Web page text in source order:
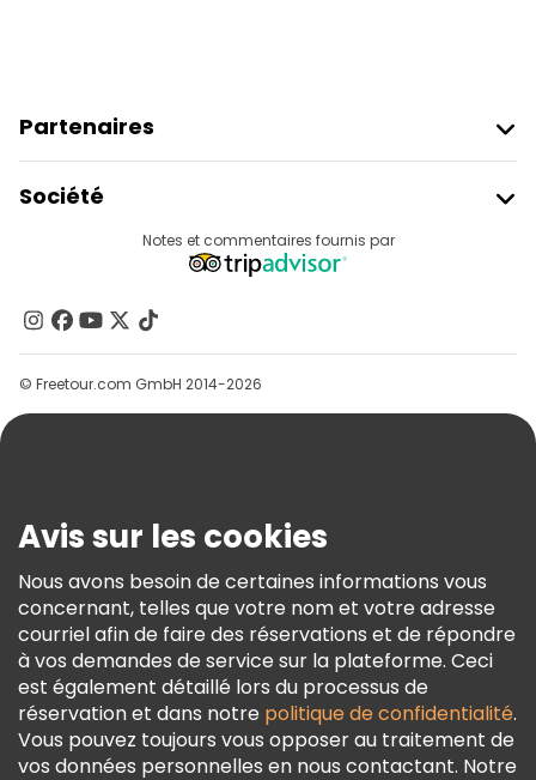
Partenaires
Connexion Du Fournisseur
Programme D’affiliation
Société
Contactez-Nous
Groupes
Aide
Conditions Générales Et Mentions Légales
Politique En Matière De Cookies
Freetour Prix
Programme De Fidélité
Notes et commentaires fournis par
© Freetour.com GmbH 2014-2026
Avis sur les cookies
Nous avons besoin de certaines informations vous
concernant, telles que votre nom et votre adresse
courriel afin de faire des réservations et de répondre
à vos demandes de service sur la plateforme. Ceci
est également détaillé lors du processus de
réservation et dans notre politique de confidentialité.
Vous pouvez toujours vous opposer au traitement de
vos données personnelles en nous contactant. Notre